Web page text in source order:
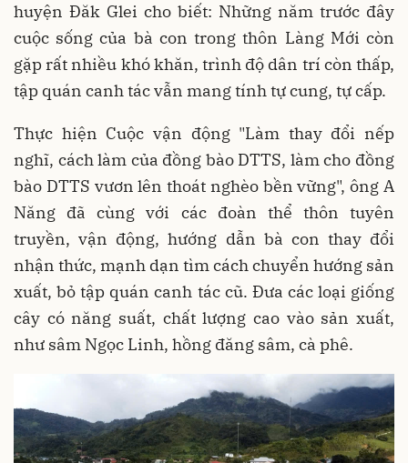
huyện Đăk Glei cho biết: Những năm trước đây
cuộc sống của bà con trong thôn Làng Mới còn
gặp rất nhiều khó khăn, trình độ dân trí còn thấp,
tập quán canh tác vẫn mang tính tự cung, tự cấp.
Thực hiện Cuộc vận động "Làm thay đổi nếp
nghĩ, cách làm của đồng bào DTTS, làm cho đồng
bào DTTS vươn lên thoát nghèo bền vững", ông A
Năng đã cùng với các đoàn thể thôn tuyên
truyền, vận động, hướng dẫn bà con thay đổi
nhận thức, mạnh dạn tìm cách chuyển hướng sản
xuất, bỏ tập quán canh tác cũ. Đưa các loại giống
cây có năng suất, chất lượng cao vào sản xuất,
như sâm Ngọc Linh, hồng đăng sâm, cà phê.